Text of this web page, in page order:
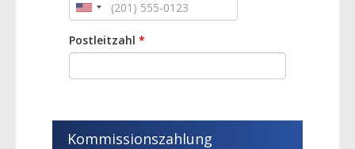
Postleitzahl *
Kommissionszahlung